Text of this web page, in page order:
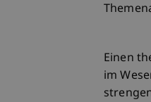
Einen
im